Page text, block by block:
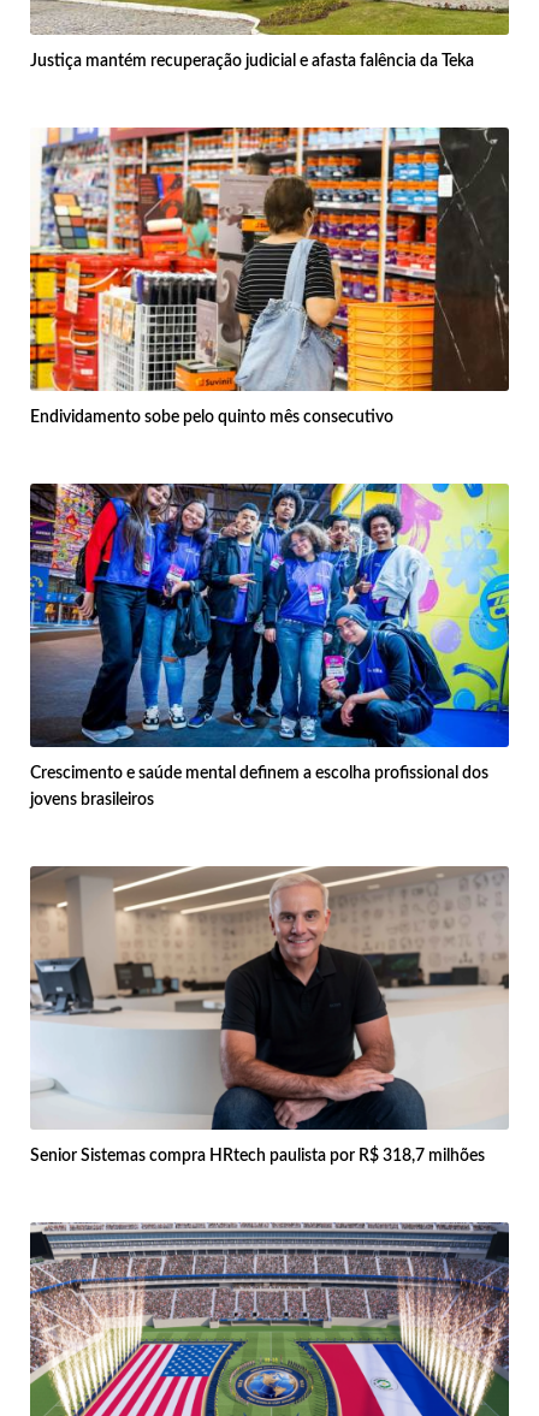
Justiça mantém recuperação judicial e afasta falência da Teka
Endividamento sobe pelo quinto mês consecutivo
Crescimento e saúde mental definem a escolha profissional dos
jovens brasileiros
Senior Sistemas compra HRtech paulista por R$ 318,7 milhões